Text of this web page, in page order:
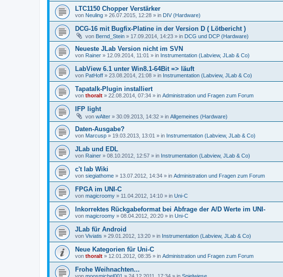
LTC1150 Chopper Verstärker
von Neuling » 26.07.2015, 12:28 » in DIV (Hardware)
DCG-16 mit Bugfix-Platine in der Version D ( Lötbericht )
von Bernd_Stein » 17.09.2014, 14:23 » in DCG und DCP (Hardware)
Neueste JLab Version nicht im SVN
von Rainer » 12.09.2014, 11:01 » in Instrumentation (Labview, JLab & Co)
LabView 6.1 unter Win8.1-64Bit => läuft
von PatHoff » 23.08.2014, 21:08 » in Instrumentation (Labview, JLab & Co)
Tapatalk-Plugin installiert
von thoralt » 22.08.2014, 07:34 » in Administration und Fragen zum Forum
IFP light
von wAlter » 30.09.2013, 14:32 » in Allgemeines (Hardware)
Daten-Ausgabe?
von Marcusp » 19.03.2013, 13:01 » in Instrumentation (Labview, JLab & Co)
JLab und EDL
von Rainer » 08.10.2012, 12:57 » in Instrumentation (Labview, JLab & Co)
c't lab Wiki
von siegiathome » 13.07.2012, 14:34 » in Administration und Fragen zum Forum
FPGA im UNI-C
von magicroomy » 11.04.2012, 14:10 » in Uni-C
Inkorrektes Rückgabeformat bei Abfrage der A/D Werte im UNI-
von magicroomy » 08.04.2012, 20:20 » in Uni-C
JLab für Android
von Viviatis » 29.01.2012, 13:20 » in Instrumentation (Labview, JLab & Co)
Neue Kategorien für Uni-C
von thoralt » 12.01.2012, 08:35 » in Administration und Fragen zum Forum
Frohe Weihnachten...
von moosmichel001 » 24.12.2011, 17:34 » in Spielwiese